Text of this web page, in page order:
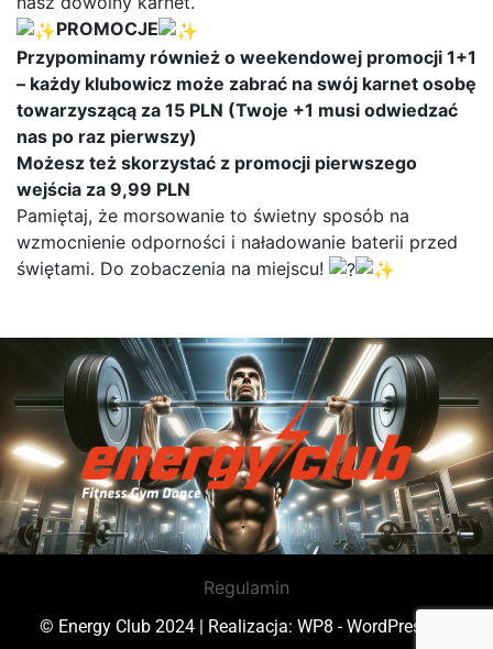
PROMOCJE
Przypominamy również o weekendowej promocji 1+1
– każdy klubowicz może zabrać na swój karnet osobę
towarzyszącą za 15 PLN (Twoje +1 musi odwiedzać
nas po raz pierwszy)
Możesz też skorzystać z promocji pierwszego
wejścia za 9,99 PLN
Pamiętaj, że morsowanie to świetny sposób na
wzmocnienie odporności i naładowanie baterii przed
świętami. Do zobaczenia na miejscu!
Regulamin
© Energy Club 2024 | Realizacja: WP8 - WordPress do